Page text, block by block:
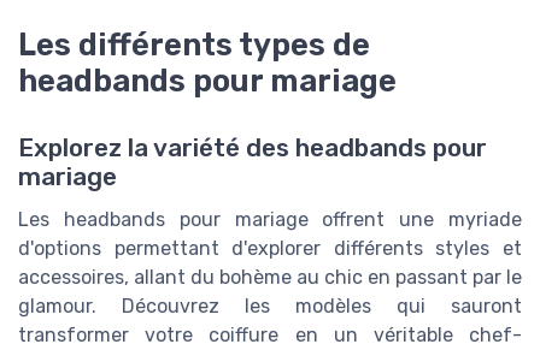
Les différents types de
headbands pour mariage
Explorez la variété des headbands pour
mariage
Les headbands pour mariage offrent une myriade
d'options permettant d'explorer différents styles et
accessoires, allant du bohème au chic en passant par le
glamour. Découvrez les modèles qui sauront
transformer votre coiffure en un véritable chef-